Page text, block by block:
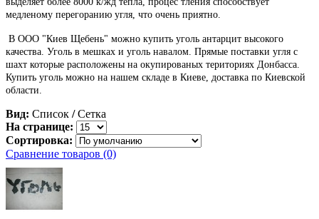
медленому перегоранию угля, что очень приятно.
В ООО "Киев Щебень" можно купить уголь антарцит высокого
качества. Уголь в мешках и уголь навалом. Прямые поставки угля с
шахт которые расположены на окупированых териториях Донбасса.
Купить уголь можно на нашем складе в Киеве, доставка по Киевской
области.
Вид: Список / Сетка
На странице:
Сортировка:
Сравнение товаров (0)